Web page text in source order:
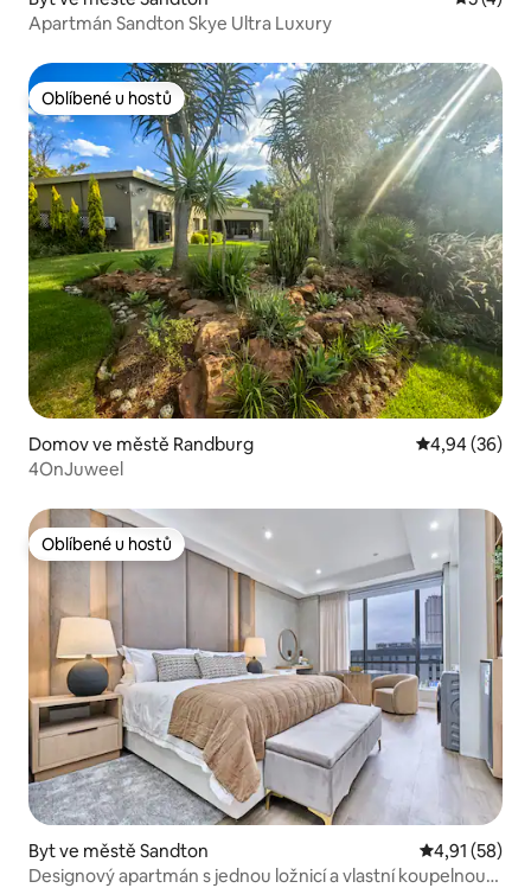
Apartmán Sandton Skye Ultra Luxury
Oblíbené u hostů
Oblíbené u hostů
Domov ve městě Randburg Průměrné
4,94 (36)
4OnJuweel
Oblíbené u hostů
Oblíbené u hostů
Byt ve městě Sandton Průměrné
4,91 (58)
Designový apartmán s jednou ložnicí a vlastní koupelnou